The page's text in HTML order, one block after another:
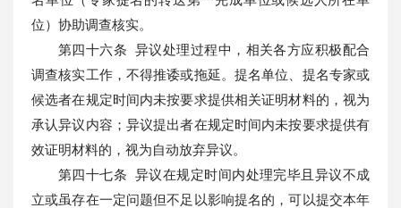
位）协助调查核实。
第四十六条 异议处理过程中，相关各方应积极配合
调查核实工作，不得推诿或拖延。提名单位、提名专家或
候选者在规定时间内未按要求提供相关证明材料的，视为
承认异议内容；异议提出者在规定时间内未按要求提供有
效证明材料的，视为自动放弃异议。
第四十七条 异议在规定时间内处理完毕且异议不成
立或虽存在一定问题但不足以影响提名的，可以提交本年